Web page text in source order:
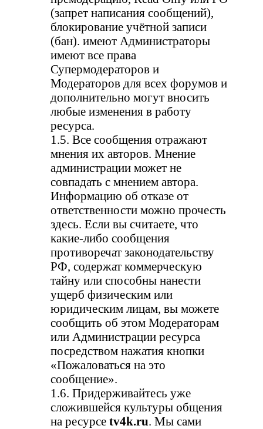
(запрет написания сообщений),
блокирование учётной записи
(бан). имеют Администраторы
имеют все права
Супермодераторов и
Модераторов для всех форумов и
дополнительно могут вносить
любые изменения в работу
ресурса.
1.5. Все сообщения отражают
мнения их авторов. Мнение
администрации может не
совпадать с мнением автора.
Информацию об отказе от
ответственности можно прочесть
здесь. Если вы считаете, что
какие-либо сообщения
противоречат законодательству
РФ, содержат коммерческую
тайну или способны нанести
ущерб физическим или
юридическим лицам, вы можете
сообщить об этом Модераторам
или Администрации ресурса
посредством нажатия кнопки
«Пожаловаться на это
сообщение».
1.6. Придерживайтесь уже
сложившейся культуры общения
на ресурсеtv4k.ru. Мы сами